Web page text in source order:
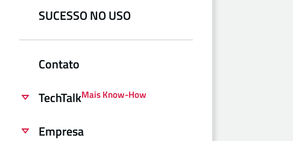
SUCESSO NO USO
Contato
TechTalkMais Know-How
Empresa